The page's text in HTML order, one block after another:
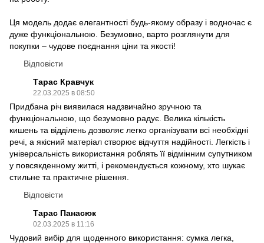
Ця модель додає елегантності будь-якому образу і водночас є
дуже функціональною. Безумовно, варто розглянути для
покупки – чудове поєднання ціни та якості!
Відповісти
Тарас Кравчук
22.03.2025 в 08:50
Придбана річ виявилася надзвичайно зручною та
функціональною, що безумовно радує. Велика кількість
кишень та відділень дозволяє легко організувати всі необхідні
речі, а якісний матеріал створює відчуття надійності. Легкість і
універсальність використання роблять її відмінним супутником
у повсякденному житті, і рекомендується кожному, хто шукає
стильне та практичне рішення.
Відповісти
Тарас Панасюк
02.03.2025 в 11:16
Чудовий вибір для щоденного використання: сумка легка,